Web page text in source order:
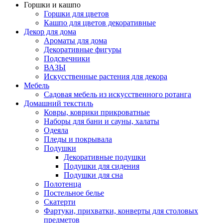
Горшки и кашпо
Горшки для цветов
Кашпо для цветов декоративные
Декор для дома
Ароматы для дома
Декоративные фигуры
Подсвечники
ВАЗЫ
Искусственные растения для декора
Мебель
Садовая мебель из искусственного ротанга
Домашний текстиль
Ковры, коврики прикроватные
Наборы для бани и сауны, халаты
Одеяла
Пледы и покрывала
Подушки
Декоративные подушки
Подушки для сидения
Подушки для сна
Полотенца
Постельное белье
Скатерти
Фартуки, прихватки, конверты для столовых
предметов